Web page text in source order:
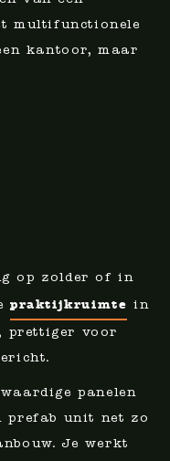
multifunctionele
kantoor, maar
op zolder of in
praktijkruimte in
prettiger voor
panelen
prefab unit net zo
Je werkt